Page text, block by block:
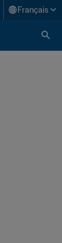
Français